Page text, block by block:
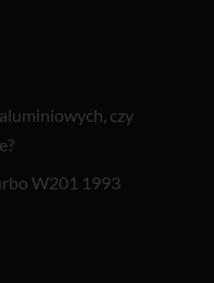
czy
W201 1993